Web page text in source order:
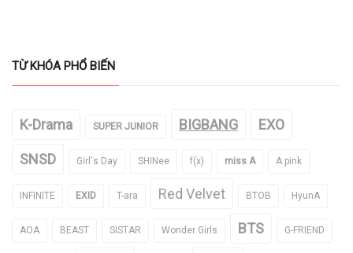
TỪ KHÓA PHỔ BIẾN
K-Drama SUPER JUNIOR BIGBANG EXO
SNSD Girl's Day SHINee f(x) miss A A pink
INFINITE EXID T-ara Red Velvet BTOB HyunA
AOA BEAST SISTAR Wonder Girls BTS G-FRIEND